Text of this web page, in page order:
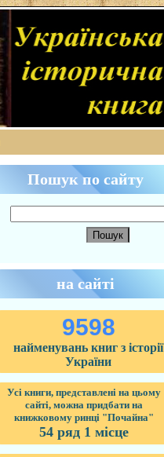
Пошук по сайту
на сайті
9598
найменувань книг з історії
України
Усі книги, представлені на цьому
сайті, можна придбати на
книжковому ринці "Почайна"
54 ряд 1 місце